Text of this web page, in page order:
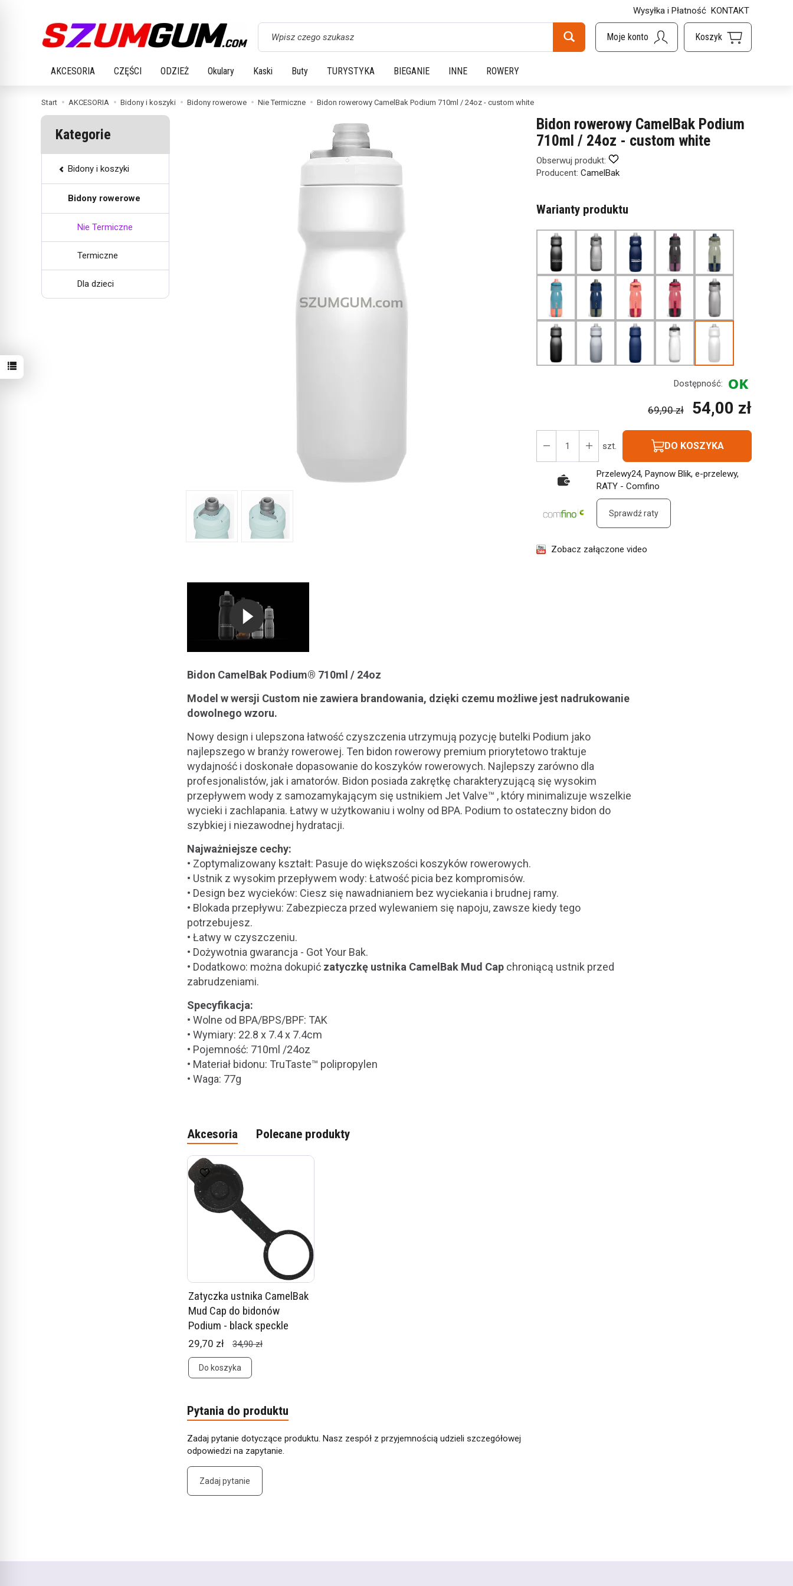
Wysyłka i Płatność KONTAKT
Wyszukaj
AKCESORIA CZĘŚCI ODZIEŻ Okulary Kaski Buty TURYSTYKA BIEGANIE INNE ROWERY
Start AKCESORIA Bidony i koszyki Bidony rowerowe Nie Termiczne Bidon rowerowy CamelBak Podium 710ml / 24oz - custom white
Bidon rowerowy CamelBak Podium
710ml / 24oz - custom white
Obserwuj produkt:
Producent: CamelBak
Warianty produktu
Dostępność:
69,90 zł 54,00 zł
szt. DO KOSZYKA
Przelewy24, Paynow Blik, e-przelewy,
RATY - Comfino
Sprawdź raty
Zobacz załączone video
Bidon CamelBak Podium® 710ml / 24oz
Model w wersji Custom nie zawiera brandowania, dzięki czemu możliwe jest nadrukowanie
dowolnego wzoru.
Nowy design i ulepszona łatwość czyszczenia utrzymują pozycję butelki Podium jako
najlepszego w branży rowerowej. Ten bidon rowerowy premium priorytetowo traktuje
wydajność i doskonałe dopasowanie do koszyków rowerowych. Najlepszy zarówno dla
profesjonalistów, jak i amatorów. Bidon posiada zakrętkę charakteryzującą się wysokim
przepływem wody z samozamykającym się ustnikiem Jet Valve™ , który minimalizuje wszelkie
wycieki i zachlapania. Łatwy w użytkowaniu i wolny od BPA. Podium to ostateczny bidon do
szybkiej i niezawodnej hydratacji.
Najważniejsze cechy:
• Zoptymalizowany kształt: Pasuje do większości koszyków rowerowych.
• Ustnik z wysokim przepływem wody: Łatwość picia bez kompromisów.
• Design bez wycieków: Ciesz się nawadnianiem bez wyciekania i brudnej ramy.
• Blokada przepływu: Zabezpiecza przed wylewaniem się napoju, zawsze kiedy tego
potrzebujesz.
• Łatwy w czyszczeniu.
• Dożywotnia gwarancja - Got Your Bak.
• Dodatkowo: można dokupić zatyczkę ustnika CamelBak Mud Capchroniącą ustnik przed
zabrudzeniami.
Specyfikacja:
• Wolne od BPA/BPS/BPF: TAK
• Wymiary: 22.8 x 7.4 x 7.4cm
• Pojemność: 710ml /24oz
• Materiał bidonu: TruTaste™ polipropylen
• Waga: 77g
Akcesoria Polecane produkty
Zatyczka ustnika CamelBak
Mud Cap do bidonów
Podium - black speckle
29,70 zł 34,90 zł
Do koszyka
Pytania do produktu
Zadaj pytanie dotyczące produktu. Nasz zespół z przyjemnością udzieli szczegółowej
odpowiedzi na zapytanie.
Zadaj pytanie
Kategorie
Bidony i koszyki
Bidony rowerowe
Nie Termiczne
Termiczne
Dla dzieci